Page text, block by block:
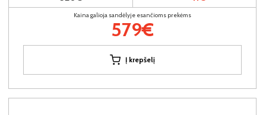
Kaina galioja sandėlyje esančioms prekėms
579€
Į krepšelį